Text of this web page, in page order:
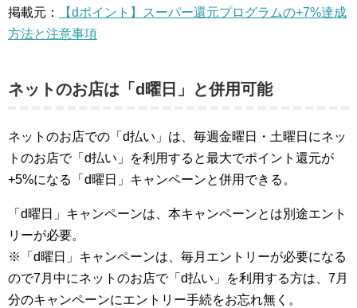
掲載元：
【dポイント】スーパー還元プログラムの+7%達成
方法と注意事項
ネットのお店は「d曜日」と併用可能
ネットのお店での「d払い」は、毎週金曜日・土曜日にネッ
トのお店で「d払い」を利用すると最大でポイント還元が
+5%になる「d曜日」キャンペーンと併用できる。
「d曜日」キャンペーンは、本キャンペーンとは別途エント
リーが必要。
※「d曜日」キャンペーンは、毎月エントリーが必要になる
ので7月中にネットのお店で「d払い」を利用する方は、7月
分のキャンペーンにエントリー手続をお忘れ無く。